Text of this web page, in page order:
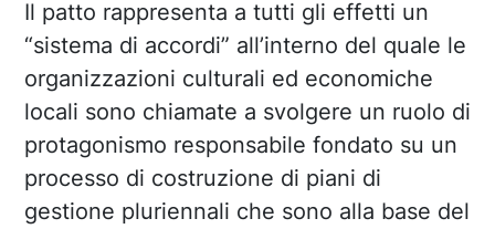
Il patto rappresenta a tutti gli effetti un
“sistema di accordi” all’interno del quale le
organizzazioni culturali ed economiche
locali sono chiamate a svolgere un ruolo di
protagonismo responsabile fondato su un
processo di costruzione di piani di
gestione pluriennali che sono alla base del